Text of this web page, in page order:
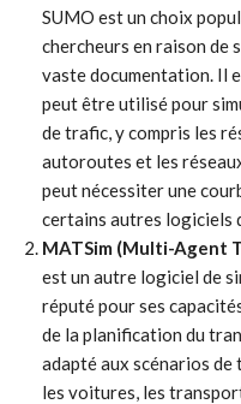
SUMO est un choix
chercheurs en raison de
vaste documentation. Il
peut être utilisé pour
de trafic, y compris les
autoroutes et les
peut nécessiter une
certains autres logiciels
MATSim (Multi-Agent
est un autre logiciel de
réputé pour ses
de la planification du
adapté aux scénarios
les voitures, les